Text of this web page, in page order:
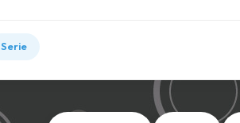
Serie